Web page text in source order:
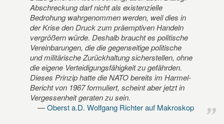
Abschreckung darf nicht als existenzielle
Bedrohung wahrgenommen werden, weil dies in
der Krise den Druck zum präemptiven Handeln
vergrößern würde. Deshalb braucht es politische
Vereinbarungen, die die gegenseitige politische
und militärische Zurückhaltung sicherstellen, ohne
die eigene Verteidigungsfähigkeit zu gefährden.
Dieses Prinzip hatte die NATO bereits im Harmel-
Bericht von 1967 formuliert, scheint aber jetzt in
Vergessenheit geraten zu sein.
Oberst a.D. Wolfgang Richter auf Makroskop